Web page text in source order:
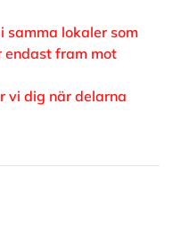
samma lokaler som
endast fram mot
vi dig när delarna